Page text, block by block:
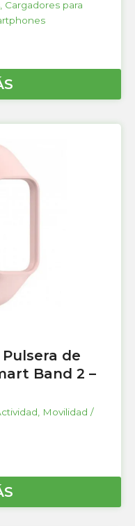
, Cargadores para
de
Band 2 –
, Movilidad /